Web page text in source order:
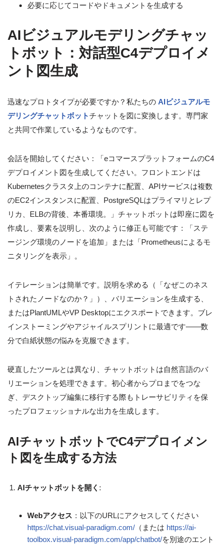
必要に応じてコードやドキュメントを生成する
AIビジュアルモデリングチャッ
トボット：対話型C4デプロイメ
ント図生成
迅速なプロトタイプが必要ですか？私たちの AIビジュアルモ
デリングチャットボットチャットを図に変換します。専門家
と共同で作業しているようなものです。
会話を開始してください：「eコマースプラットフォームのC4
デプロイメント図を生成してください。フロントエンドは
Kubernetesクラスタ上のコンテナに配置、APIサービスは複数
のEC2インスタンスに配置、PostgreSQLはプライマリとレプ
リカ、ELBの背後、本番環境。」チャットボットは即座に図を
作成し、要素を説明し、次のように修正も可能です：「ステ
ージング環境のノードを追加」または「Prometheusによるモ
ニタリングを表示」。
イテレーションは簡単です。説明を求める（「なぜこのネス
トされたノードなのか？」）、バリエーションを生成する、
またはPlantUMLやVP Desktopにエクスポートできます。ブレ
インストーミングやアジャイルスプリントに最適です——数
分で白紙状態の悩みを克服できます。
硬直したツールとは異なり、チャットボットは自然言語のバ
リエーションを処理できます。初心者からプロまでをつな
ぎ、デスクトップ編集に移行する際もトレーサビリティを保
ったプロフェッショナルな出力を生成します。
AIチャットボットでC4デプロイメン
ト図を生成する方法
AIチャットボットを開く :
Webアクセス ：以下のURLにアクセスしてください
https://chat.visual-paradigm.com/ （または https://ai-
toolbox.visual-paradigm.com/app/chatbot/を別途のエント